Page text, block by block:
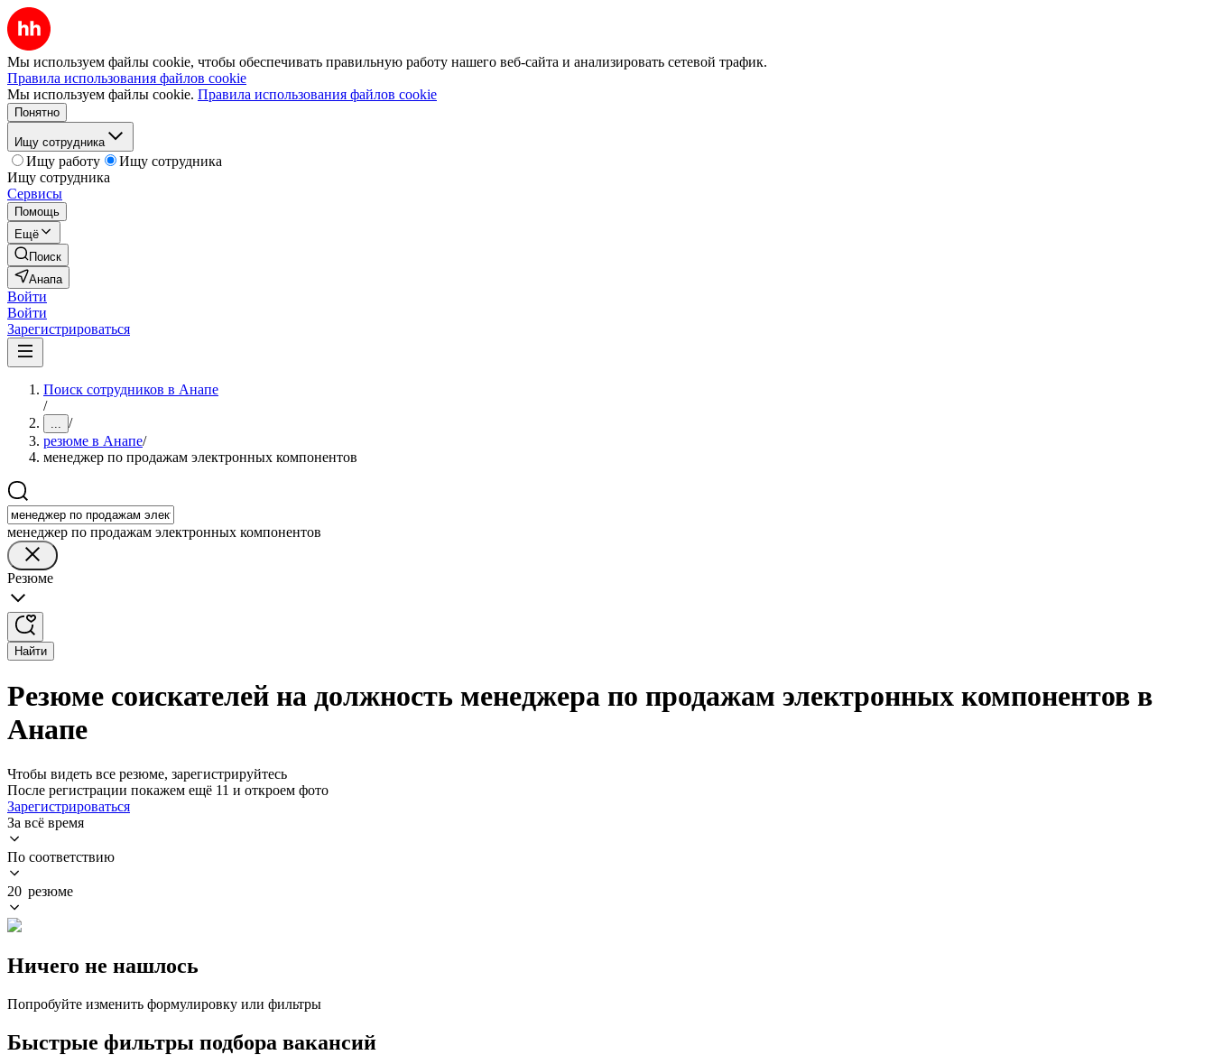
Мы используем файлы cookie, чтобы обеспечивать правильную работу нашего веб-сайта и анализировать сетевой трафик.
Правила использования файлов cookie
Мы используем файлы cookie. Правила использования файлов cookie
Понятно
Ищу сотрудника
Ищу работу
Ищу сотрудника
Ищу сотрудника
Сервисы
Помощь
Ещё
Поиск
Анапа
Войти
Войти
Зарегистрироваться
Поиск сотрудников в Анапе
/
... /
резюме в Анапе/
менеджер по продажам электронных компонентов
менеджер по продажам электронных компонентов
Резюме
Найти
Резюме соискателей на должность менеджера по продажам электронных компонентов в
Анапе
Чтобы видеть все резюме, зарегистрируйтесь
После регистрации покажем ещё 11 и откроем фото
Зарегистрироваться
За всё время
По соответствию
20 резюме
Ничего не нашлось
Попробуйте изменить формулировку или фильтры
Быстрые фильтры подбора вакансий